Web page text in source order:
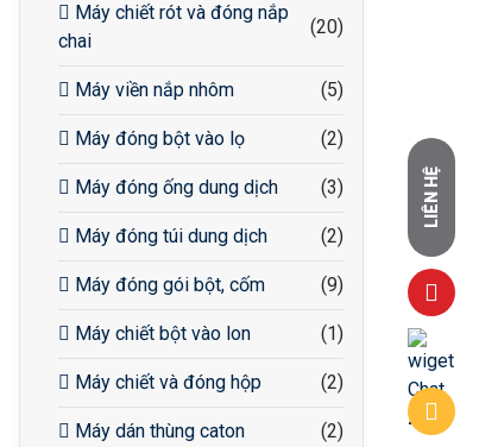
Máy chiết rót và đóng nắp
chai
(20)
Máy viền nắp nhôm (5)
Máy đóng bột vào lọ (2)
Máy đóng ống dung dịch (3)
Máy đóng túi dung dịch (2)
Máy đóng gói bột, cốm (9)
Máy chiết bột vào lon (1)
Máy chiết và đóng hộp (2)
Máy dán thùng caton (2)
LIÊN HỆ